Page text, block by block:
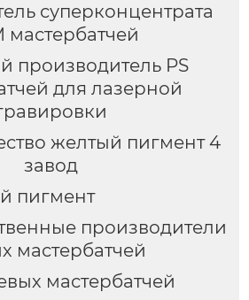
суперконцентрата
мастербатчей
производитель PS
для лазерной
желтый пигмент 4
завод
пигмент
производители
мастербатчей
мастербатчей